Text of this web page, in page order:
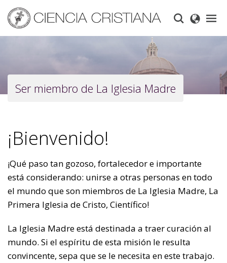
main
content
Ser miembro de La Iglesia Madre
¡Bienvenido!
¡Qué paso tan gozoso, fortalecedor e importante
está considerando: unirse a otras personas en todo
el mundo que son miembros de La Iglesia Madre, La
Primera Iglesia de Cristo, Científico!
La Iglesia Madre está destinada a traer curación al
mundo. Si el espíritu de esta misión le resulta
convincente, sepa que se le necesita en este trabajo.